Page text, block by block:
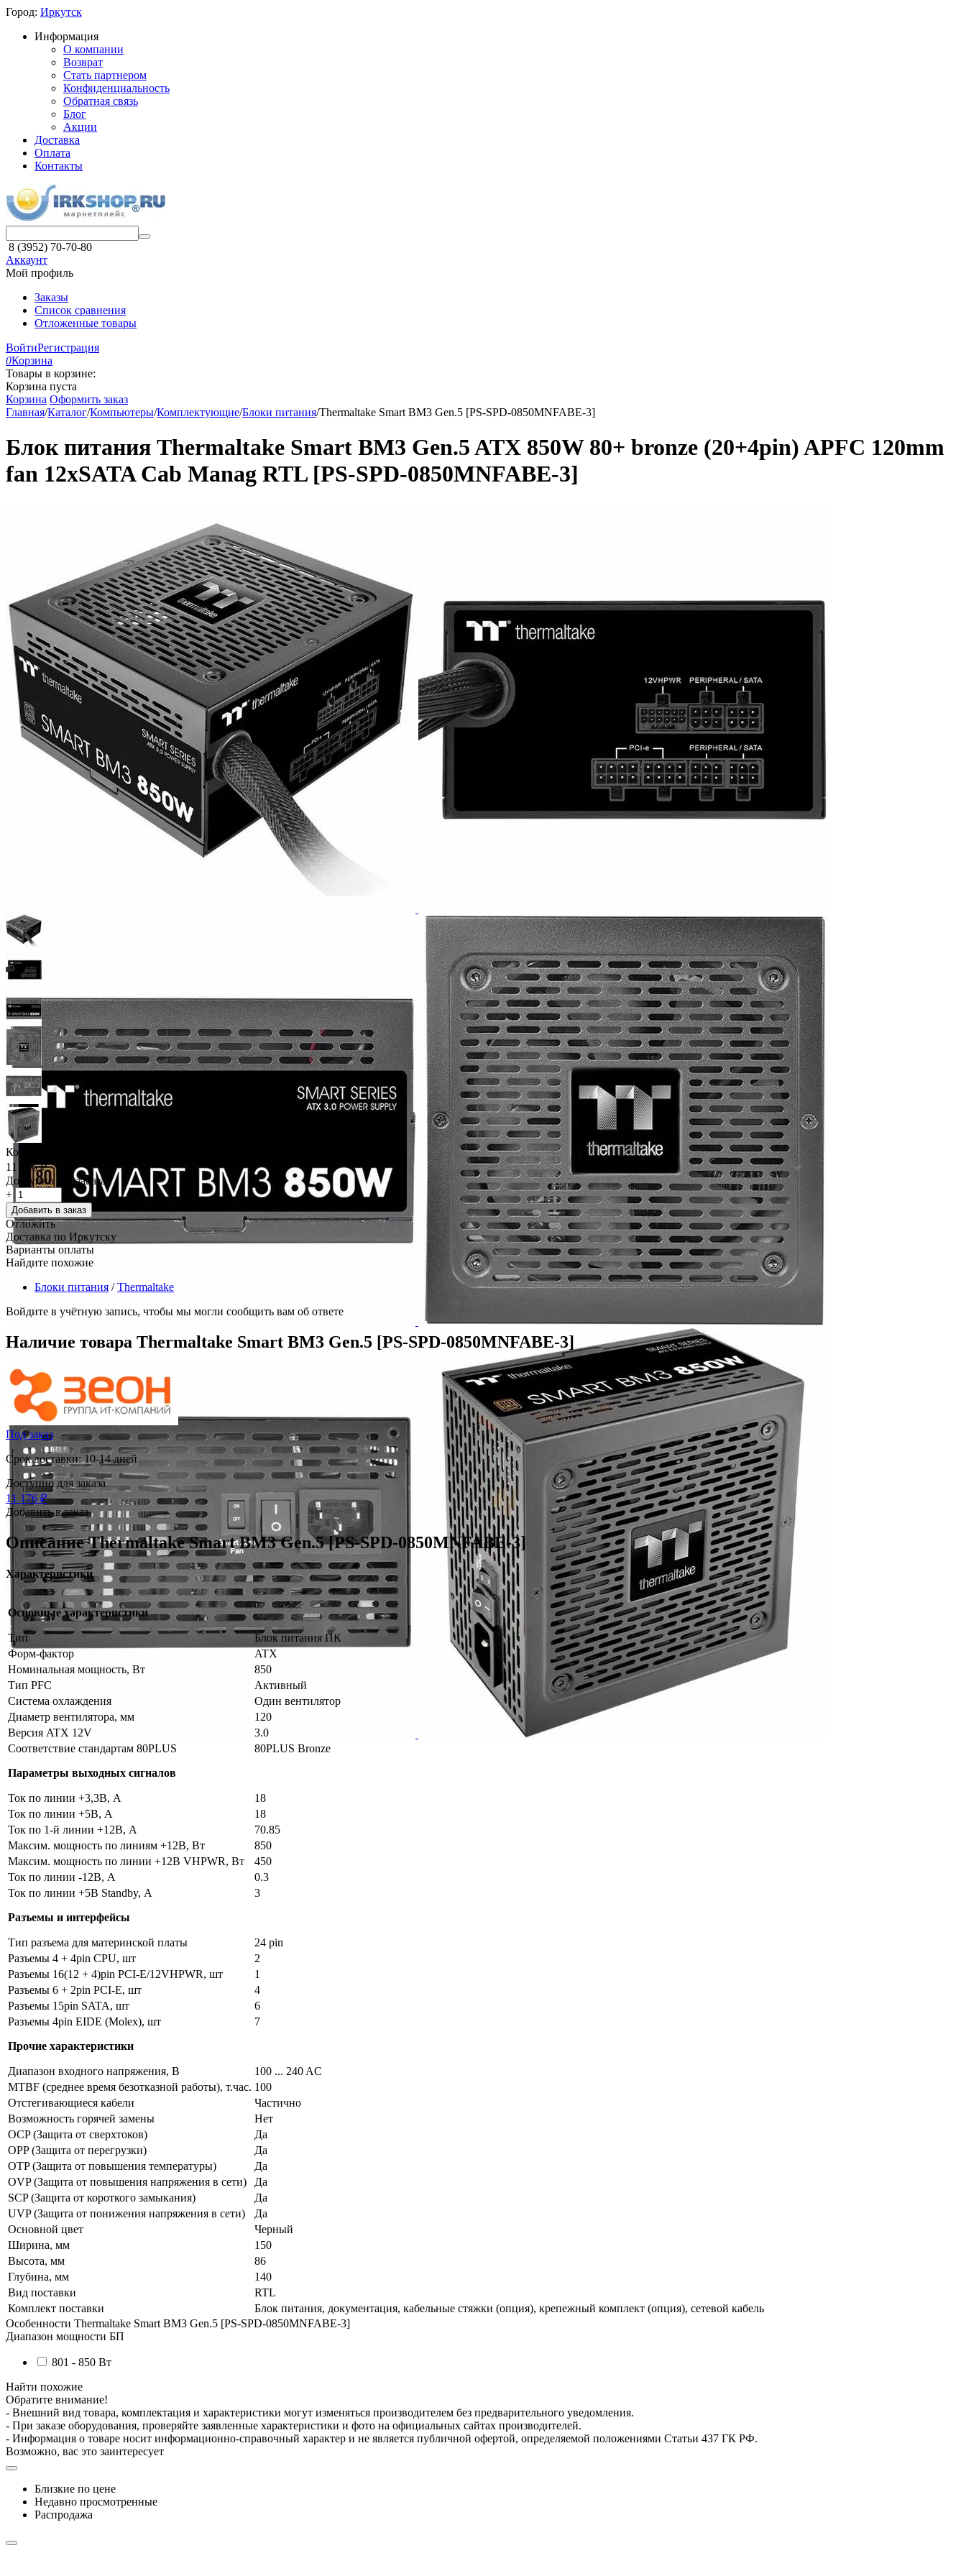
Город: Иркутск
Информация
О компании
Возврат
Стать партнером
Конфиденциальность
Обратная связь
Блог
Акции
Доставка
Оплата
Контакты
8 (3952) 70-70-80
Аккаунт
Мой профиль
Заказы
Список сравнения
Отложенные товары
ВойтиРегистрация
0Корзина
Товары в корзине:
Корзина пуста
Корзина Оформить заказ
Главная/Каталог/Компьютеры/Комплектующие/Блоки питания/Thermaltake Smart BM3 Gen.5 [PS-SPD-0850MNFABE-3]
Блок питания Thermaltake Smart BM3 Gen.5 ATX 850W 80+ bronze (20+4pin) APFC 120mm
fan 12xSATA Cab Manag RTL [PS-SPD-0850MNFABE-3]
Код:
11 176 ₽
Доступно для заказа
+
Добавить в заказ
Отложить
Доставка по Иркутску
Варианты оплаты
Найдите похожие
Блоки питания /Thermaltake
Войдите в учётную запись, чтобы мы могли сообщить вам об ответе
Наличие товара Thermaltake Smart BM3 Gen.5 [PS-SPD-0850MNFABE-3]
Под заказ
Срок доставки: 10-14 дней
Доступно для заказа
11 176 ₽
Добавить в заказ
ОписаниеThermaltake Smart BM3 Gen.5 [PS-SPD-0850MNFABE-3]
Характеристики
Основные характеристики
Тип
Блок питания ПК
Форм-фактор
ATX
Номинальная мощность, Вт
850
Тип PFC
Активный
Система охлаждения
Один вентилятор
Диаметр вентилятора, мм
120
Версия ATX 12V
3.0
Соответствие стандартам 80PLUS
80PLUS Bronze
Параметры выходных сигналов
Ток по линии +3,3В, А
18
Ток по линии +5В, А
18
Ток по 1-й линии +12В, А
70.85
Максим. мощность по линиям +12В, Вт
850
Максим. мощность по линии +12В VHPWR, Вт
450
Ток по линии -12В, А
0.3
Ток по линии +5В Standby, А
3
Разъемы и интерфейсы
Тип разъема для материнской платы
24 pin
Разъемы 4 + 4pin CPU, шт
2
Разъемы 16(12 + 4)pin PCI-E/12VHPWR, шт
1
Разъемы 6 + 2pin PCI-E, шт
4
Разъемы 15pin SATA, шт
6
Разъемы 4pin EIDE (Molex), шт
7
Прочие характеристики
Диапазон входного напряжения, В
100 ... 240 AC
MTBF (среднее время безотказной работы), т.час. 100
Отстегивающиеся кабели
Частично
Возможность горячей замены
Нет
OCP (Защита от сверхтоков)
Да
OPP (Защита от перегрузки)
Да
OTP (Защита от повышения температуры)
Да
OVP (Защита от повышения напряжения в сети)
Да
SCP (Защита от короткого замыкания)
Да
UVP (Защита от понижения напряжения в сети)
Да
Основной цвет
Черный
Ширина, мм
150
Высота, мм
86
Глубина, мм
140
Вид поставки
RTL
Комплект поставки
Блок питания, документация, кабельные стяжки (опция), крепежный комплект (опция), сетевой кабель
Особенности Thermaltake Smart BM3 Gen.5 [PS-SPD-0850MNFABE-3]
Диапазон мощности БП
801 - 850 Вт
Найти похожие
Обратите внимание!
- Внешний вид товара, комплектация и характеристики могут изменяться производителем без предварительного уведомления.
- При заказе оборудования, проверяйте заявленные характеристики и фото на официальных сайтах производителей.
- Информация о товаре носит информационно-справочный характер и не является публичной офертой, определяемой положениями Статьи 437 ГК РФ.
Возможно, вас это заинтересует
Близкие по цене
Недавно просмотренные
Распродажа